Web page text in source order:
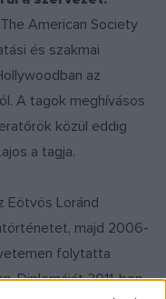
American Society
és szakmai
az
A tagok meghívásos
közül eddig
a tagja.
Loránd
majd 2006-
folytatta
Diplomáját 2011-ben